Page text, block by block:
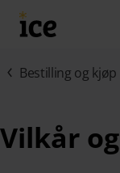
Hopp til
Bestilling og kjøp
Vilkår